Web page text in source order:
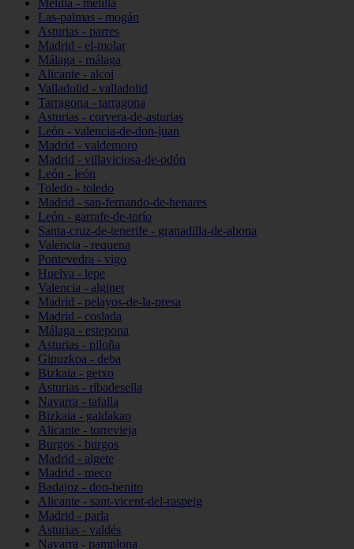
Melilla - melilla
Las-palmas - mogán
Asturias - parres
Madrid - el-molar
Málaga - málaga
Alicante - alcoi
Valladolid - valladolid
Tarragona - tarragona
Asturias - corvera-de-asturias
León - valencia-de-don-juan
Madrid - valdemoro
Madrid - villaviciosa-de-odón
León - león
Toledo - toledo
Madrid - san-fernando-de-henares
León - garrafe-de-torío
Santa-cruz-de-tenerife - granadilla-de-abona
Valencia - requena
Pontevedra - vigo
Huelva - lepe
Valencia - alginet
Madrid - pelayos-de-la-presa
Madrid - coslada
Málaga - estepona
Asturias - piloña
Gipuzkoa - deba
Bizkaia - getxo
Asturias - ribadesella
Navarra - tafalla
Bizkaia - galdakao
Alicante - torrevieja
Burgos - burgos
Madrid - algete
Madrid - meco
Badajoz - don-benito
Alicante - sant-vicent-del-raspeig
Madrid - parla
Asturias - valdés
Navarra - pamplona